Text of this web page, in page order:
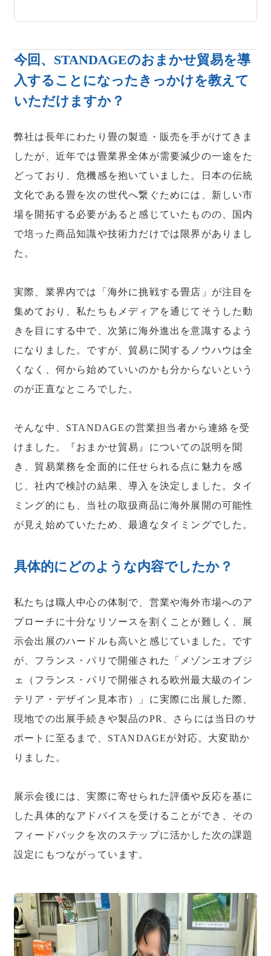
今回、STANDAGEのおまかせ貿易を導
入することになったきっかけを教えて
いただけますか？
弊社は長年にわたり畳の製造・販売を手がけてきま
したが、近年では畳業界全体が需要減少の一途をた
どっており、危機感を抱いていました。日本の伝統
文化である畳を次の世代へ繋ぐためには、新しい市
場を開拓する必要があると感じていたものの、国内
で培った商品知識や技術力だけでは限界がありまし
た。
実際、業界内では「海外に挑戦する畳店」が注目を
集めており、私たちもメディアを通じてそうした動
きを目にする中で、次第に海外進出を意識するよう
になりました。ですが、貿易に関するノウハウは全
くなく、何から始めていいのかも分からないという
のが正直なところでした。
そんな中、STANDAGEの営業担当者から連絡を受
けました。『おまかせ貿易』についての説明を聞
き、貿易業務を全面的に任せられる点に魅力を感
じ、社内で検討の結果、導入を決定しました。タイ
ミング的にも、当社の取扱商品に海外展開の可能性
が見え始めていたため、最適なタイミングでした。
具体的にどのような内容でしたか？
私たちは職人中心の体制で、営業や海外市場へのア
プローチに十分なリソースを割くことが難しく、展
示会出展のハードルも高いと感じていました。です
が、フランス・パリで開催された「メゾンエオブジ
ェ（フランス・パリで開催される欧州最大級のイン
テリア・デザイン見本市）」に実際に出展した際、
現地での出展手続きや製品のPR、さらには当日のサ
ポートに至るまで、STANDAGEが対応。大変助か
りました。
展示会後には、実際に寄せられた評価や反応を基に
した具体的なアドバイスを受けることができ、その
フィードバックを次のステップに活かした次の課題
設定にもつながっています。